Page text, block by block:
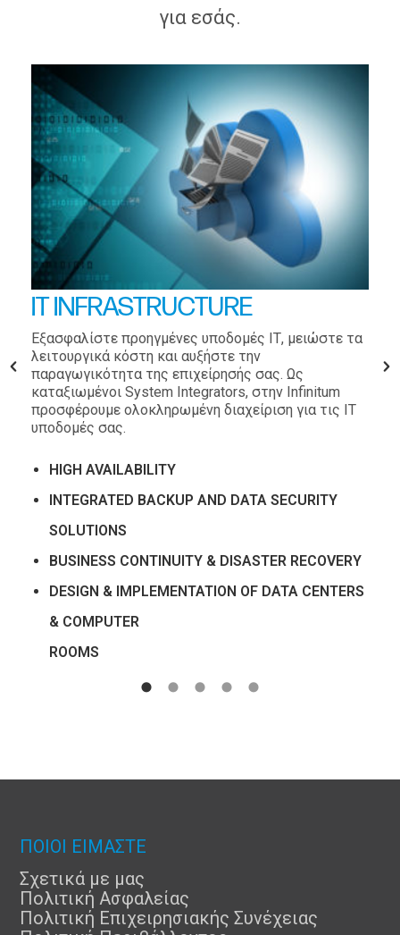
για εσάς.
IT INFRASTRUCTURE
Εξασφαλίστε προηγμένες υποδομές ΙΤ, μειώστε τα
λειτουργικά κόστη και αυξήστε την
παραγωγικότητα της επιχείρησής σας. Ως
καταξιωμένοι System Integrators, στην Infinitum
προσφέρουμε ολοκληρωμένη διαχείριση για τις ΙΤ
υποδομές σας.
HIGH AVAILABILITY
INTEGRATED BACKUP AND DATA SECURITY
SOLUTIONS
BUSINESS CONTINUITY & DISASTER RECOVERY
DESIGN & IMPLEMENTATION OF DATA CENTERS
& COMPUTER
ROOMS
ΠΟΙΟΙ ΕΙΜΑΣΤΕ
Σχετικά με μας
Πολιτική Ασφαλείας
Πολιτική Επιχειρησιακής Συνέχειας